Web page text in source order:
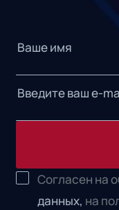
Согласен на
данных, на